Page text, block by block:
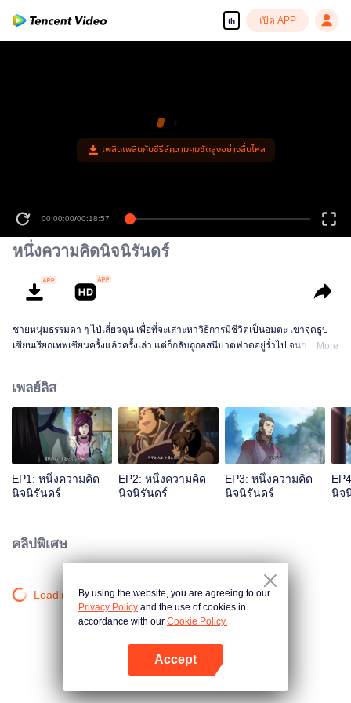
th เปิด APP
00:00:00/00:18:57
หนึ่งความคิดนิจนิรันดร์
ชายหนุ่มธรรมดา ๆ ไป๋เสี่ยวฉุน เพื่อที่จะเสาะหาวิธีการมีชีวิตเป็นอมตะ เขาจุดธูป
เซียนเรียกเทพเซียนครั้งแล้วครั้งเล่า แต่ก็กลับถูกอสนีบาตฟาดอยู่ร่ำไป จนกระทั่งMore
เพลย์ลิส
EP1: หนึ่งความคิด
นิจนิรันดร์
EP2: หนึ่งความคิด
นิจนิรันดร์
EP3: หนึ่งความคิด
นิจนิรันดร์
นิจ
คลิปพิเศษ
Loading…By using the website, you are agreeing to our
Privacy Policy and the use of cookies in
accordance with our Cookie Policy.
Accept